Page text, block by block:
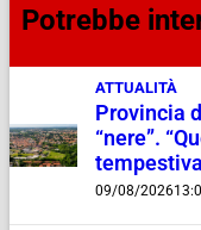
Potrebbe
ATTUALITÀ
Provincia
“nere”.
09/08/2026